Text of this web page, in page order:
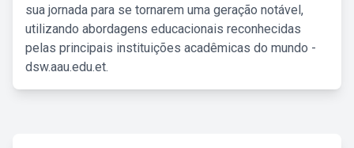
sua jornada para se tornarem uma geração notável,
utilizando abordagens educacionais reconhecidas
pelas principais instituições acadêmicas do mundo -
dsw.aau.edu.et.